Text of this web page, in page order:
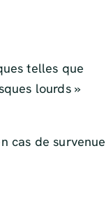
telles que
lourds »
cas de survenue